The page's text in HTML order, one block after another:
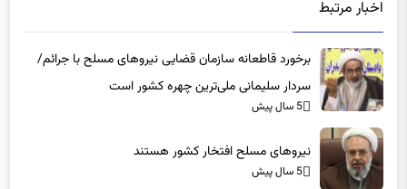
اخبار مرتبط
برخورد قاطعانه سازمان قضایی نیروهای مسلح با جرائم/
سردار سلیمانی ملی‌ترین چهره کشور است
5 سال پیش
نیروهای مسلح افتخار کشور هستند
5 سال پیش